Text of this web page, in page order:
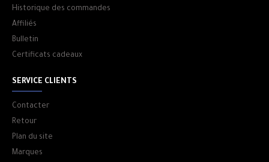
Historique des commandes
Affiliés
Bulletin
Certificats cadeaux
SERVICE CLIENTS
Contacter
Retour
Plan du site
Marques